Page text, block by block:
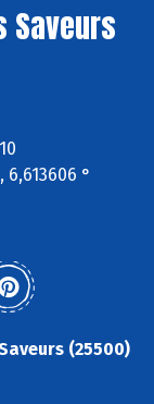
Saveurs
6,613606 °
(25500)